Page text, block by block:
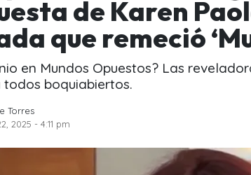
de Karen
que remeció
en Mundos Opuestos? Las
boquiabiertos.
Torres
2025 - 4:11 pm